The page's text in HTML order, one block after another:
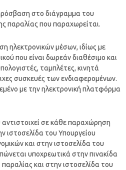
στο διάγραμμα του
παραλίας που παραχωρείται.
ηλεκτρονικών μέσων, ιδίως με
που είναι δωρεάν διαθέσιμο και
ταμπλέτες, κινητά
συσκευές των ενδιαφερομένων.
με την ηλεκτρονική πλατφόρμα
σε κάθε παραχώρηση
ιστοσελίδα του Υπουργείου
και στην ιστοσελίδα του
υποχρεωτικά στην πινακίδα
και στην ιστοσελίδα του